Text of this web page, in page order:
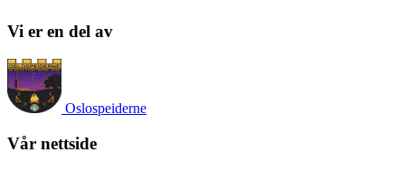
Vi er en del av
Oslospeiderne
Vår nettside